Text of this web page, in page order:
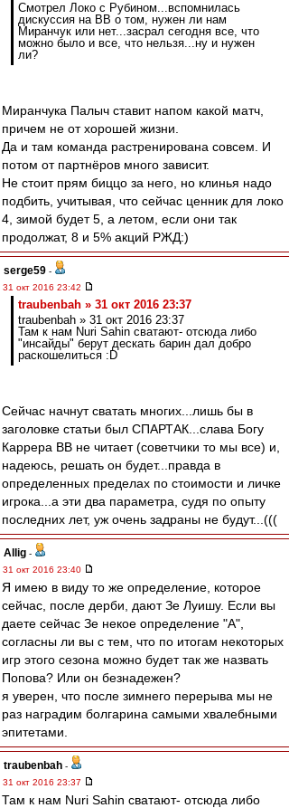
Смотрел Локо с Рубином...вспомнилась
дискуссия на ВВ о том, нужен ли нам
Миранчук или нет...засрал сегодня все, что
можно было и все, что нельзя...ну и нужен
ли?
Миранчука Палыч ставит напом какой матч,
причем не от хорошей жизни.
Да и там команда растренирована совсем. И
потом от партнёров много зависит.
Не стоит прям биццо за него, но клинья надо
подбить, учитывая, что сейчас ценник для локо
4, зимой будет 5, а летом, если они так
продолжат, 8 и 5% акций РЖД:)
serge59 -
31 окт 2016 23:42
traubenbah » 31 окт 2016 23:37
traubenbah » 31 окт 2016 23:37
Там к нам Nuri Sahin сватают- отсюда либо
"инсайды" берут дескать барин дал добро
раскошелиться :D
Сейчас начнут сватать многих...лишь бы в
заголовке статьи был СПАРТАК...слава Богу
Каррера ВВ не читает (советчики то мы все) и,
надеюсь, решать он будет...правда в
определенных пределах по стоимости и личке
игрока...а эти два параметра, судя по опыту
последних лет, уж очень задраны не будут...(((
Allig -
31 окт 2016 23:40
Я имею в виду то же определение, которое
сейчас, после дерби, дают Зе Луишу. Если вы
даете сейчас Зе некое определение "А",
согласны ли вы с тем, что по итогам некоторых
игр этого сезона можно будет так же назвать
Попова? Или он безнадежен?
я уверен, что после зимнего перерыва мы не
раз наградим болгарина самыми хвалебными
эпитетами.
traubenbah -
31 окт 2016 23:37
Там к нам Nuri Sahin сватают- отсюда либо